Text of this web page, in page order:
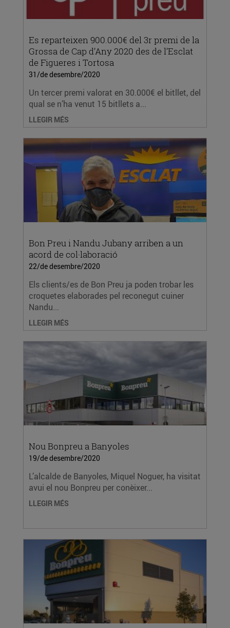
Es reparteixen 900.000€ del 3r premi de la
Grossa de Cap d’Any 2020 des de l’Esclat
de Figueres i Tortosa
31/de desembre/2020
Un tercer premi valorat en 30.000€ el bitllet, del
qual se n’ha venut 15 bitllets a...
LLEGIR MÉS
Bon Preu i Nandu Jubany arriben a un
acord de col·laboració
22/de desembre/2020
Els clients/es de Bon Preu ja poden trobar les
croquetes elaborades pel reconegut cuiner
Nandu...
LLEGIR MÉS
Nou Bonpreu a Banyoles
19/de desembre/2020
L’alcalde de Banyoles, Miquel Noguer, ha visitat
avui el nou Bonpreu per conèixer...
LLEGIR MÉS